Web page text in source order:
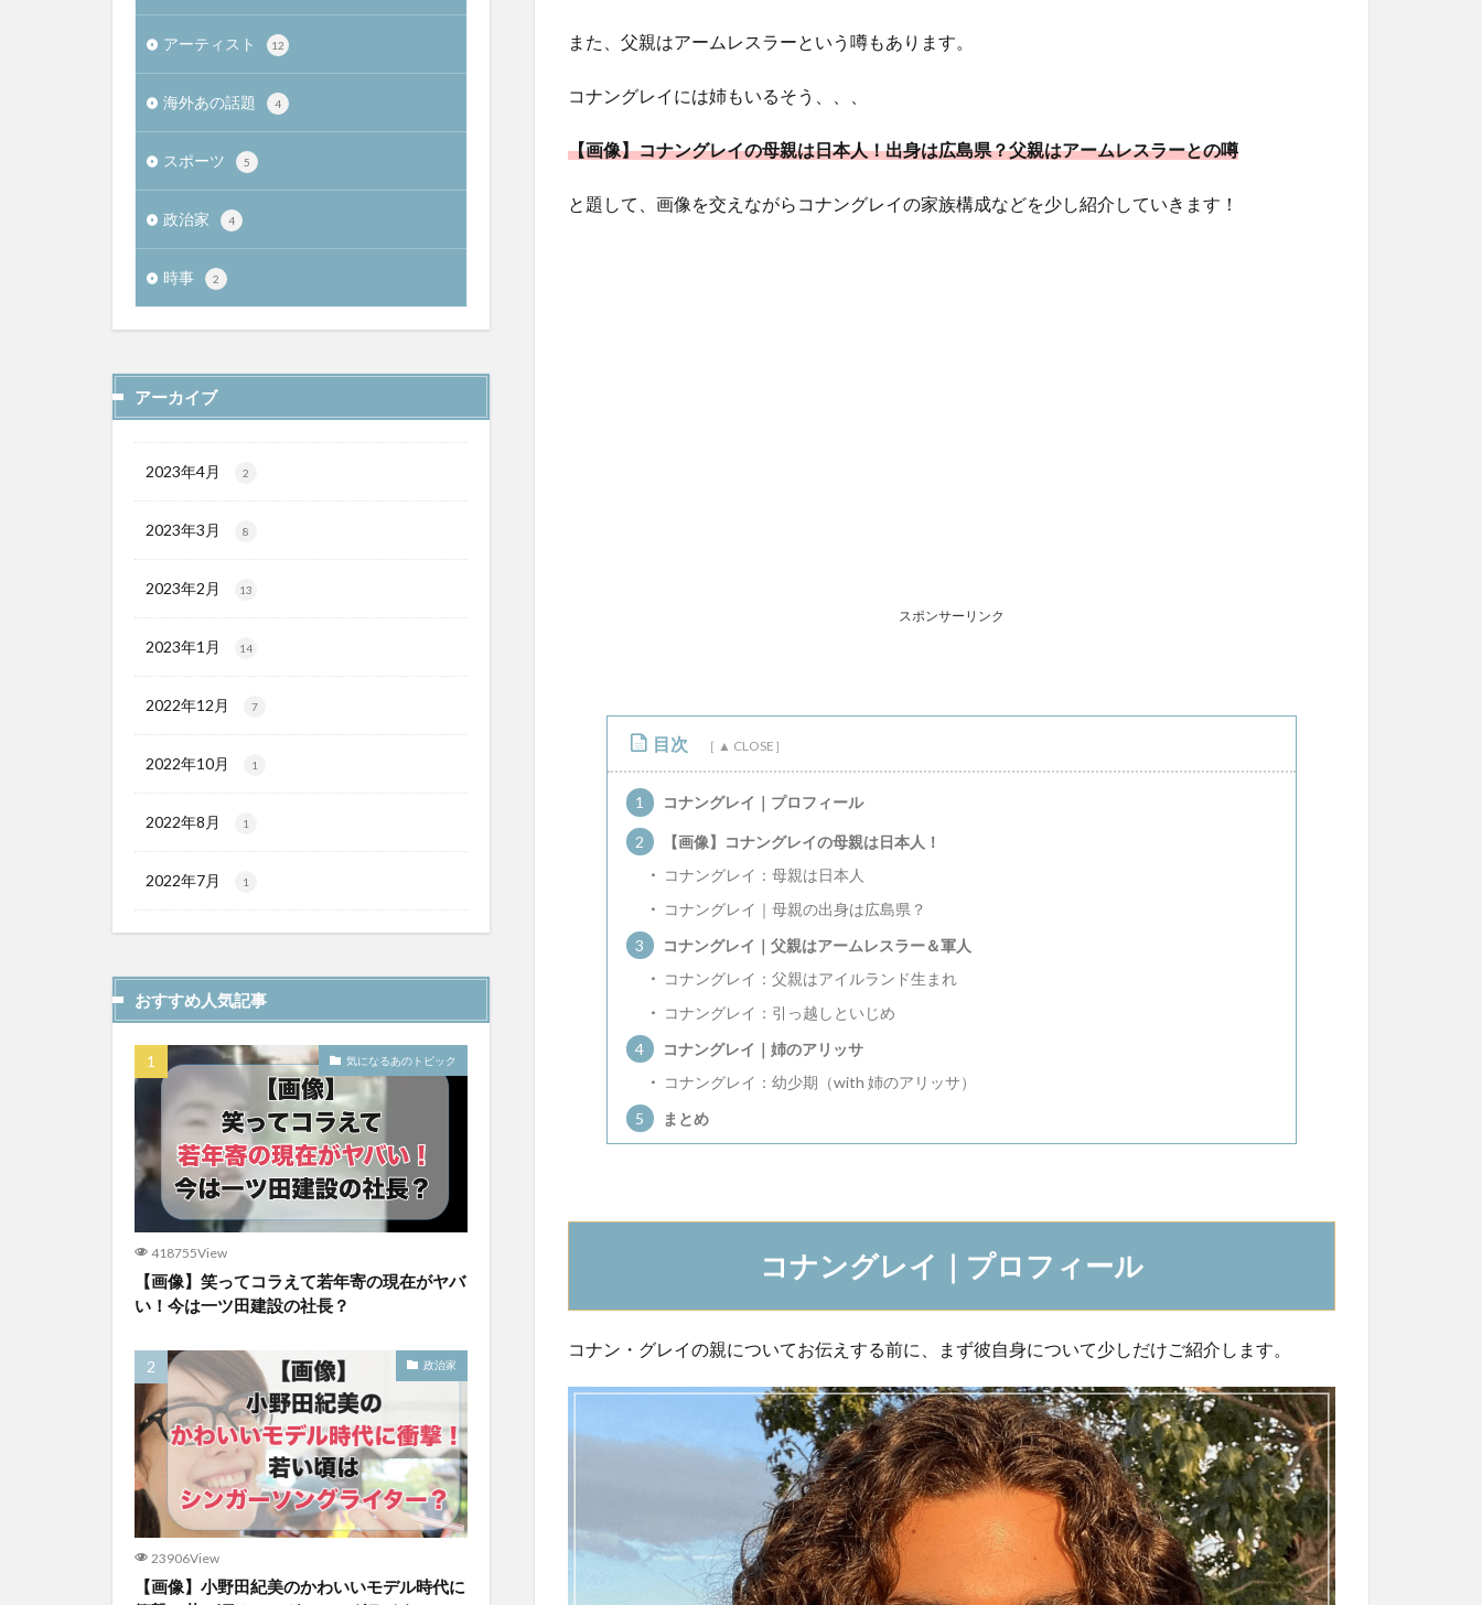
また、父親はアームレスラーという噂もあります。
コナングレイには姉もいるそう、、、
【画像】コナングレイの母親は日本人！出身は広島県？父親はアームレスラーとの噂
と題して、画像を交えながらコナングレイの家族構成などを少し紹介していきます！
スポンサーリンク
目次
1 コナングレイ｜プロフィール
2
【画像】コナングレイの母親は日本人！
コナングレイ：母親は日本人
コナングレイ｜母親の出身は広島県？
3
コナングレイ｜父親はアームレスラー＆軍人
コナングレイ：父親はアイルランド生まれ
コナングレイ：引っ越しといじめ
4
コナングレイ｜姉のアリッサ
コナングレイ：幼少期（with 姉のアリッサ）
5
まとめ
コナングレイ｜プロフィール
コナン・グレイの親についてお伝えする前に、まず彼自身について少しだけご紹介します。
アーティスト 12
海外あの話題 4
スポーツ 5
政治家 4
時事 2
アーカイブ
2023年4月 2
2023年3月 8
2023年2月 13
2023年1月 14
2022年12月 7
2022年10月 1
2022年8月 1
2022年7月 1
おすすめ人気記事
気になるあのトピック
418755View
【画像】笑ってコラえて若年寄の現在がヤバ
い！今は一ツ田建設の社長？
政治家
23906View
【画像】小野田紀美のかわいいモデル時代に